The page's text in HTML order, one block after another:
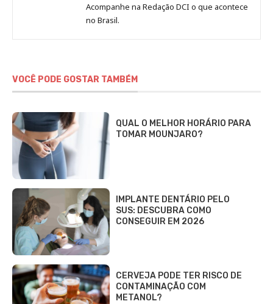
Jornal
DCI
Acompanhe na Redação DCI o que acontece
no Brasil.
VOCÊ PODE GOSTAR TAMBÉM
QUAL O MELHOR HORÁRIO PARA
TOMAR MOUNJARO?
IMPLANTE DENTÁRIO PELO
SUS: DESCUBRA COMO
CONSEGUIR EM 2026
CERVEJA PODE TER RISCO DE
CONTAMINAÇÃO COM
METANOL?